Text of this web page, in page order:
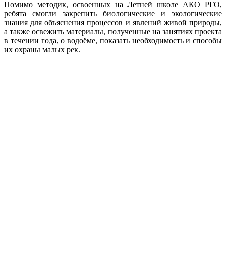
Помимо методик, освоенных на Летней школе АКО РГО,
ребята смогли закрепить биологические и экологические
знания для объяснения процессов и явлений живой природы,
а также освежить материалы, полученные на занятиях проекта
в течении года, о водоёме, показать необходимость и способы
их охраны малых рек.